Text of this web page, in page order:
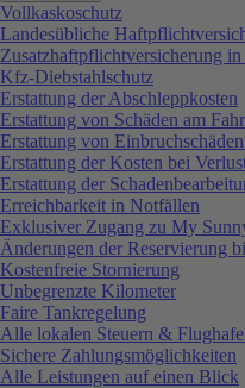
Vollkaskoschutz
Landesübliche
Zusatzhaftpflichtversicherung
Kfz-Diebstahlschutz
Erstattung der Abschleppkosten
Erstattung von Schäden am
Erstattung von
Erstattung der Kosten bei
Erstattung der
Erreichbarkeit in Notfällen
Exklusiver Zugang zu My
Änderungen der Reservierung
Kostenfreie Stornierung
Unbegrenzte Kilometer
Faire Tankregelung
Alle lokalen Steuern &
Sichere Zahlungsmöglichkeiten
Alle Leistungen auf einen Blick